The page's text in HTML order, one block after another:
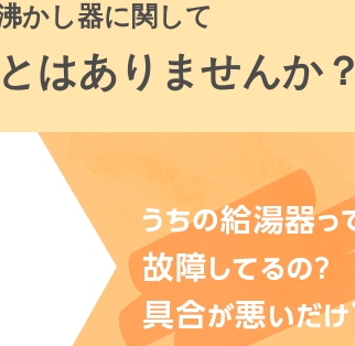
かし器に関して
はありませんか？